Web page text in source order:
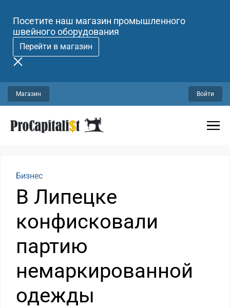
Посетите наш магазин промышленного
швейного оборудования
Перейти в магазин
Магазин Войти
Бизнес
В Липецке
конфисковали
партию
немаркированной
одежды